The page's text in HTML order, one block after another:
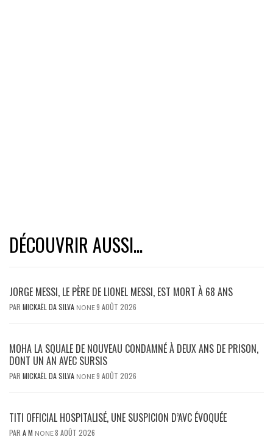
DÉCOUVRIR AUSSI...
JORGE MESSI, LE PÈRE DE LIONEL MESSI, EST MORT À 68 ANS
PAR MICKAËL DA SILVA NONE9 AOÛT 2026
MOHA LA SQUALE DE NOUVEAU CONDAMNÉ À DEUX ANS DE PRISON,
DONT UN AN AVEC SURSIS
PAR MICKAËL DA SILVA NONE9 AOÛT 2026
TITI OFFICIAL HOSPITALISÉ, UNE SUSPICION D’AVC ÉVOQUÉE
PAR A M NONE8 AOÛT 2026